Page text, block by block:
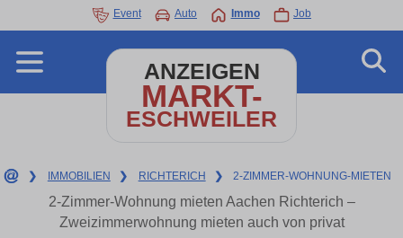
Event Auto Immo Job
ANZEIGEN
MARKT-
ESCHWEILER
❯ IMMOBILIEN ❯ RICHTERICH ❯ 2-ZIMMER-WOHNUNG-MIETEN
2-Zimmer-Wohnung mieten Aachen Richterich –
Zweizimmerwohnung mieten auch von privat